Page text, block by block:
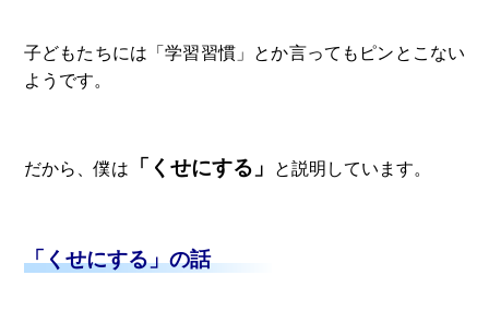
子どもたちには「学習習慣」とか言ってもピンとこない
ようです。
だから、僕は 「くせにする」 と説明しています。
「くせにする」の話